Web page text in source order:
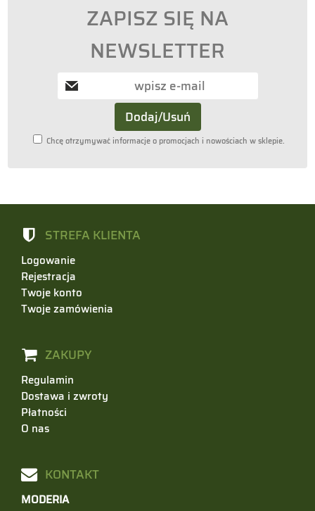
ZAPISZ SIĘ NA
NEWSLETTER
Chcę otrzymywać informacje o promocjach i nowościach w sklepie.
STREFA KLIENTA
Logowanie
Rejestracja
Twoje konto
Twoje zamówienia
ZAKUPY
Regulamin
Dostawa i zwroty
Płatności
O nas
KONTAKT
MODERIA